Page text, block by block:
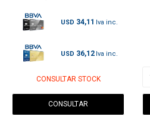
USD 34,11
USD 36,12
CONSULTAR STOCK
CONSULTAR